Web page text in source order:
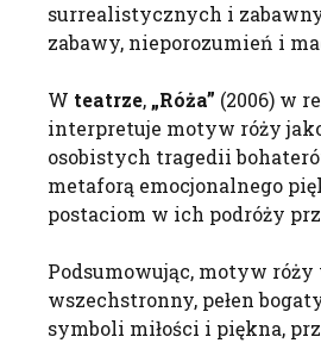
surrealistycznych i
zabawy, nieporozumień i
W teatrze, „Róża” (2006) w
interpretuje motyw róży
osobistych tragedii
metaforą emocjonalnego
postaciom w ich podróży
Podsumowując, motyw
wszechstronny, pełen
symboli miłości i piękna,